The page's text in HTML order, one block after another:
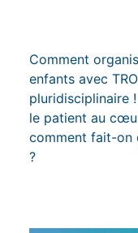
2025
Comment
enfants avec
pluridisciplinaire
le patient au
comment fait-on
?